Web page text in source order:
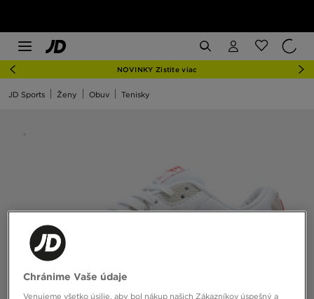
NOVINKY Zistite viac
JD Sports Ženy Obuv Tenisky
Chránime Vaše údaje
Venujeme všetko úsilie, aby bol nákup našich Zákazníkov úspešný a